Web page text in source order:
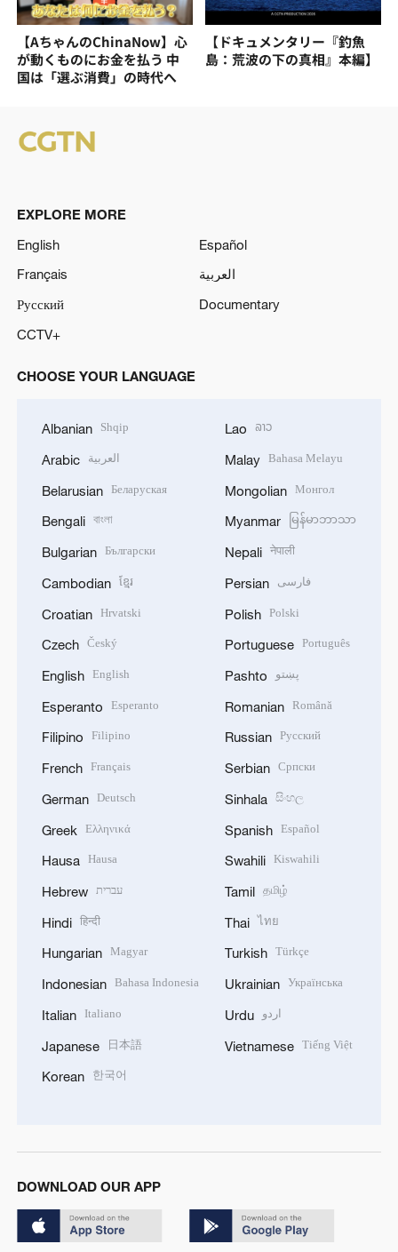
【AちゃんのChinaNow】心
が動くものにお金を払う 中
国は「選ぶ消費」の時代へ
【ドキュメンタリー『釣魚
島：荒波の下の真相』本編】
EXPLORE MORE
English
Español
Français
العربية
Русский
Documentary
CCTV+
CHOOSE YOUR LANGUAGE
Albanian Shqip
Arabic العربية
Belarusian Беларуская
Bengali বাংলা
Bulgarian Български
Cambodian ខ្មែរ
Croatian Hrvatski
Czech Český
English English
Esperanto Esperanto
Filipino Filipino
French Français
German Deutsch
Greek Ελληνικά
Hausa Hausa
Hebrew עברית
Hindi हिन्दी
Hungarian Magyar
Indonesian Bahasa Indonesia
Italian Italiano
Japanese 日本語
Korean 한국어
Lao ລາວ
Malay Bahasa Melayu
Mongolian Монгол
Myanmar မြန်မာဘာသာ
Nepali नेपाली
Persian فارسی
Polish Polski
Portuguese Português
Pashto پښتو
Romanian Română
Russian Русский
Serbian Српски
Sinhala සිංහල
Spanish Español
Swahili Kiswahili
Tamil தமிழ்
Thai ไทย
Turkish Türkçe
Ukrainian Українська
Urdu اردو
Vietnamese Tiếng Việt
DOWNLOAD OUR APP